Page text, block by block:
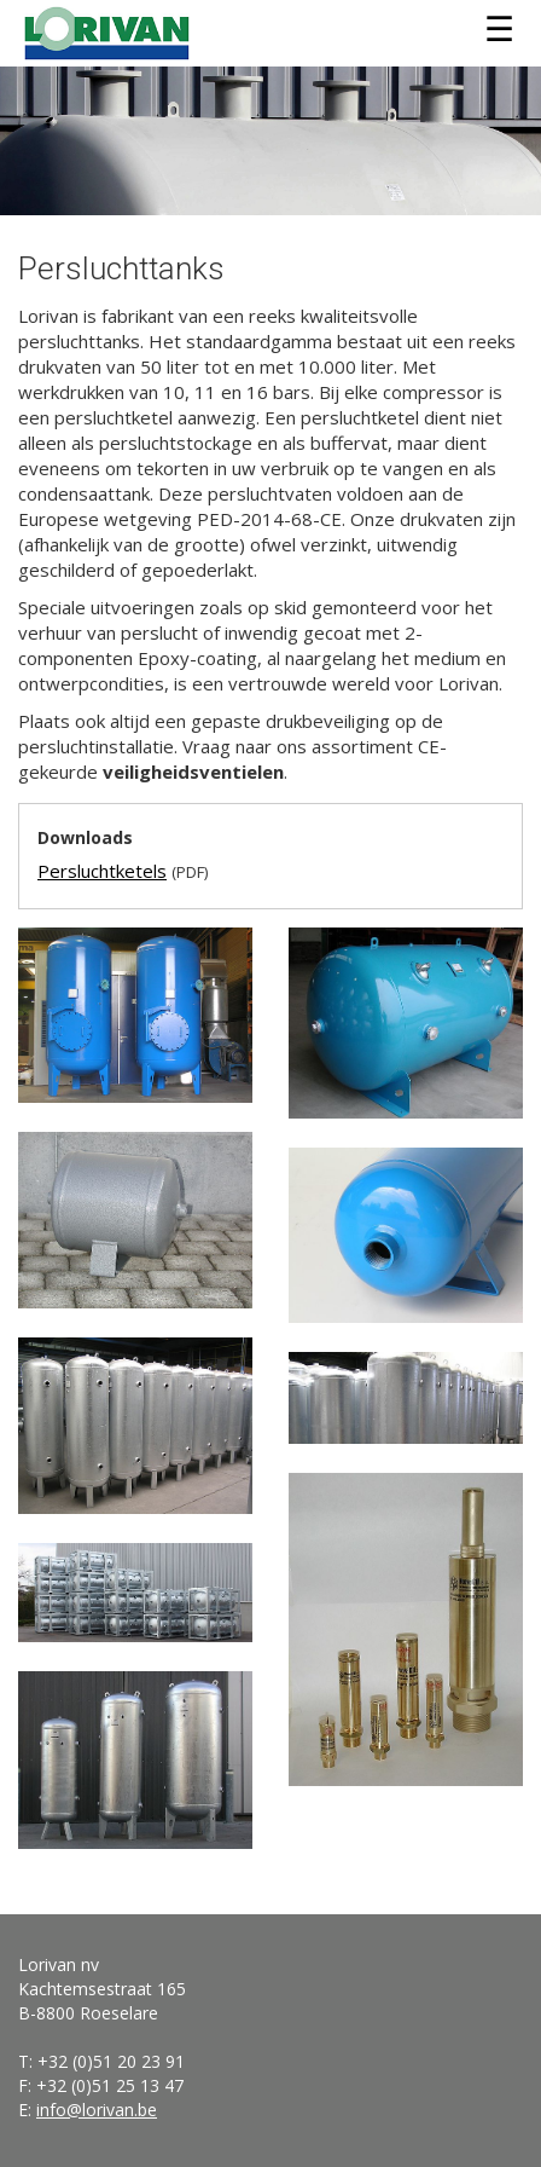
Over Lorivan
Producten
Français
English
Persluchttanks
Lorivan is fabrikant van een reeks kwaliteitsvolle
persluchttanks. Het standaardgamma bestaat uit een reeks
drukvaten van 50 liter tot en met 10.000 liter. Met
werkdrukken van 10, 11 en 16 bars. Bij elke compressor is
een persluchtketel aanwezig. Een persluchtketel dient niet
alleen als persluchtstockage en als buffervat, maar dient
eveneens om tekorten in uw verbruik op te vangen en als
condensaattank. Deze persluchtvaten voldoen aan de
Europese wetgeving PED-2014-68-CE. Onze drukvaten zijn
(afhankelijk van de grootte) ofwel verzinkt, uitwendig
geschilderd of gepoederlakt.
Speciale uitvoeringen zoals op skid gemonteerd voor het
verhuur van perslucht of inwendig gecoat met 2-
componenten Epoxy-coating, al naargelang het medium en
ontwerpcondities, is een vertrouwde wereld voor Lorivan.
Plaats ook altijd een gepaste drukbeveiliging op de
persluchtinstallatie. Vraag naar ons assortiment CE-
gekeurde veiligheidsventielen.
Downloads
Persluchtketels (PDF)
Lorivan nv
Kachtemsestraat 165
B-8800 Roeselare
T: +32 (0)51 20 23 91
F: +32 (0)51 25 13 47
E: info@lorivan.be